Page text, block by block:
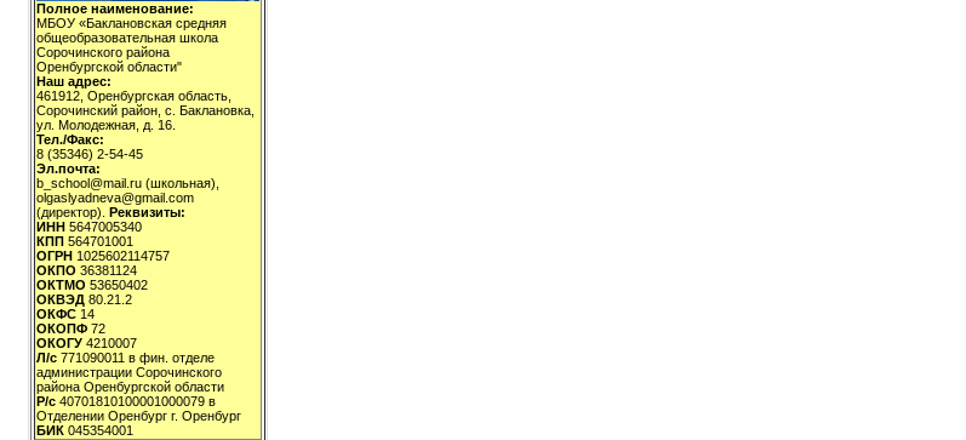
Полное наименование:
МБОУ «Баклановская средняя
общеобразовательная школа
Сорочинского района
Оренбургской области"
Наш адрес:
461912, Оренбургская область,
Сорочинский район, с. Баклановка,
ул. Молодежная, д. 16.
Тел./Факс:
8 (35346) 2-54-45
Эл.почта:
b_school@mail.ru (школьная),
olgaslyadneva@gmail.com
(директор). Реквизиты:
ИНН 5647005340
КПП 564701001
ОГРН 1025602114757
ОКПО 36381124
ОКТМО 53650402
ОКВЭД 80.21.2
ОКФС 14
ОКОПФ 72
ОКОГУ 4210007
Л/с 771090011 в фин. отделе
администрации Сорочинского
района Оренбургской области
Р/с 40701810100001000079 в
Отделении Оренбург г. Оренбург
БИК 045354001